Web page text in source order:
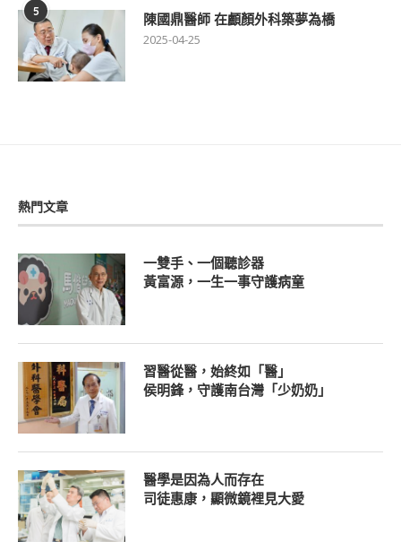
5 陳國鼎醫師 在顱顏外科築夢為橋
2025-04-25
熱門文章
一雙手、一個聽診器
黃富源，一生一事守護病童
習醫從醫，始終如「醫」
侯明鋒，守護南台灣「少奶奶」
醫學是因為人而存在
司徒惠康，顯微鏡裡見大愛